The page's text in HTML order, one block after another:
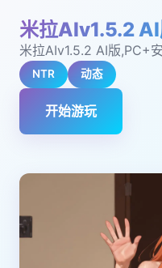
米拉AIv1.5.2
米拉AIv1.5.2 AI版,PC+
NTR 动态
开始游玩